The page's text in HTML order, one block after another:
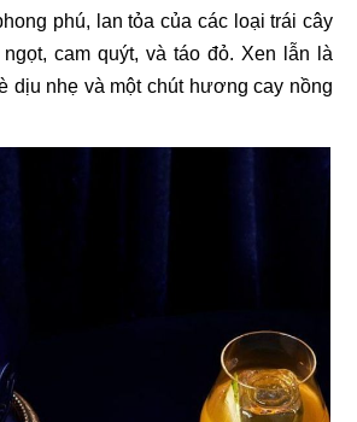
phú, lan tỏa của các loại trái cây
cam quýt, và táo đỏ. Xen lẫn là
dịu nhẹ và một chút hương cay nồng